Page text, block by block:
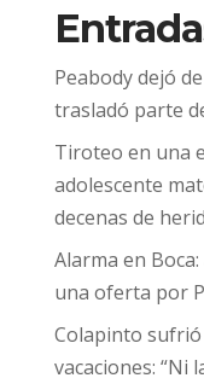
Peabody dejó
trasladó parte
Tiroteo en una
adolescente
decenas de
Alarma en
una oferta por
Colapinto
vacaciones: “Ni